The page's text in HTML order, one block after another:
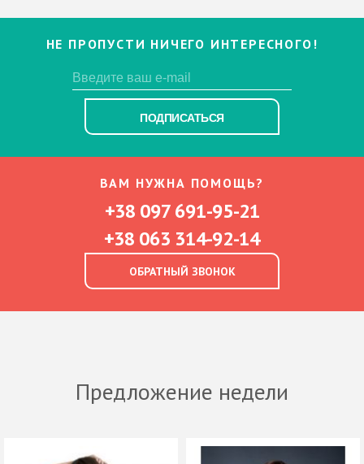
НЕ ПРОПУСТИ НИЧЕГО ИНТЕРЕСНОГО!
ПОДПИСАТЬСЯ
ВАМ НУЖНА ПОМОЩЬ?
+38 097 691-95-21
+38 063 314-92-14
ОБРАТНЫЙ ЗВОНОК
Предложение недели